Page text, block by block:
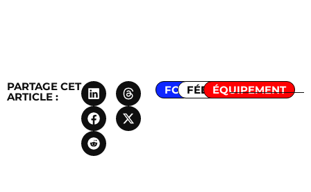
PARTAGE CET
ARTICLE :
FOOTBALL
FÉDÉRATION
ÉQUIPEMENT